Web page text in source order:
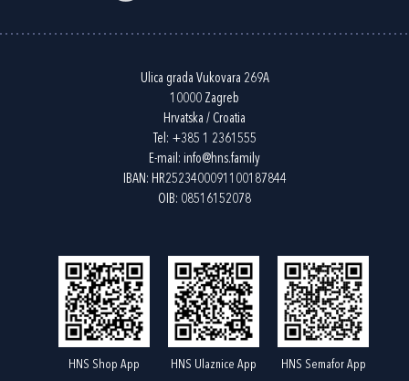
Ulica grada Vukovara 269A
10000 Zagreb
Hrvatska / Croatia
Tel: +385 1 2361555
E-mail: info@hns.family
IBAN: HR2523400091100187844
OIB: 08516152078
HNS Shop App HNS Ulaznice App HNS Semafor App